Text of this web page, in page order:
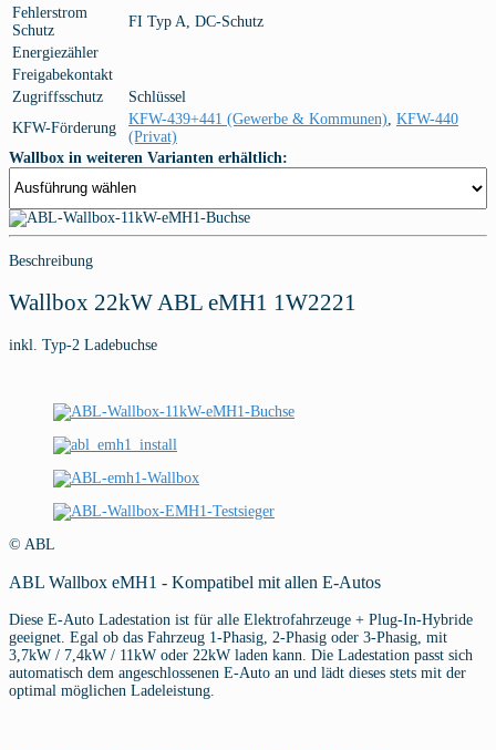
Fehlerstrom
Schutz
FI Typ A, DC-Schutz
Energiezähler
Freigabekontakt
Zugriffsschutz
Schlüssel
KFW-Förderung
KFW-439+441 (Gewerbe & Kommunen) KFW-440
(Privat)
Wallbox in weiteren Varianten erhältlich:
Beschreibung
Wallbox 22kW ABL eMH1 1W2221
inkl. Typ-2 Ladebuchse
© ABL
ABL Wallbox eMH1 - Kompatibel mit allen E-Autos
Diese E-Auto Ladestation ist für alle Elektrofahrzeuge + Plug-In-Hybride
geeignet. Egal ob das Fahrzeug 1-Phasig, 2-Phasig oder 3-Phasig, mit
3,7kW / 7,4kW / 11kW oder 22kW laden kann. Die Ladestation passt sich
automatisch dem angeschlossenen E-Auto an und lädt dieses stets mit der
optimal möglichen Ladeleistung.